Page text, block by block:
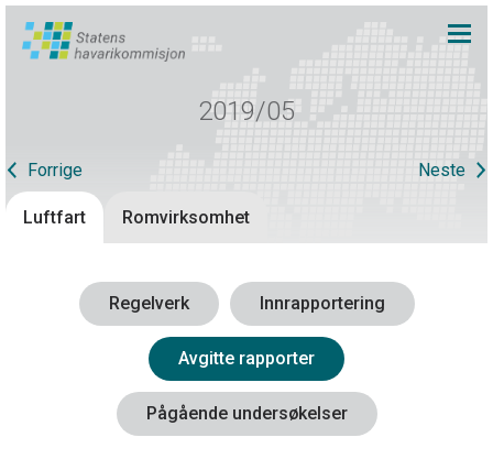
2019/05
Forrige Neste
Luftfart Romvirksomhet
Regelverk Innrapportering
Avgitte rapporter
Pågående undersøkelser